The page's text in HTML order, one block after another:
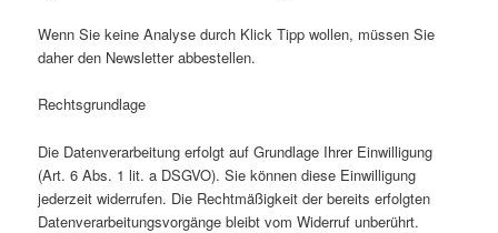
Wenn Sie keine Analyse durch Klick Tipp wollen, müssen Sie
daher den Newsletter abbestellen.
Rechtsgrundlage
Die Datenverarbeitung erfolgt auf Grundlage Ihrer Einwilligung
(Art. 6 Abs. 1 lit. a DSGVO). Sie können diese Einwilligung
jederzeit widerrufen. Die Rechtmäßigkeit der bereits erfolgten
Datenverarbeitungsvorgänge bleibt vom Widerruf unberührt.